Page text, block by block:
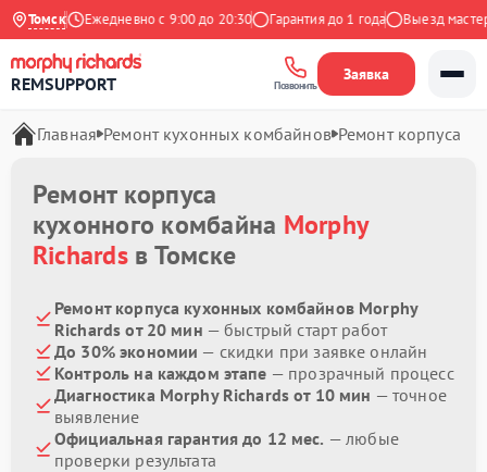
Томск
Яндекс Ежедневно с 9:00 до 20:30 Гарантия до 1 года Выезд мастера
REMSUPPORT Позвонить
Заявка
Главная Ремонт кухонных комбайнов Ремонт корпуса
Ремонт корпуса
кухонного комбайна Morphy
Richardsв Томске
Ремонт корпуса кухонных комбайнов Morphy
Richards от 20 мин — быстрый старт работ
До 30% экономии — скидки при заявке онлайн
Контроль на каждом этапе — прозрачный процесс
Диагностика Morphy Richards от 10 мин — точное
выявление
Официальная гарантия до 12 мес. — любые
проверки результата